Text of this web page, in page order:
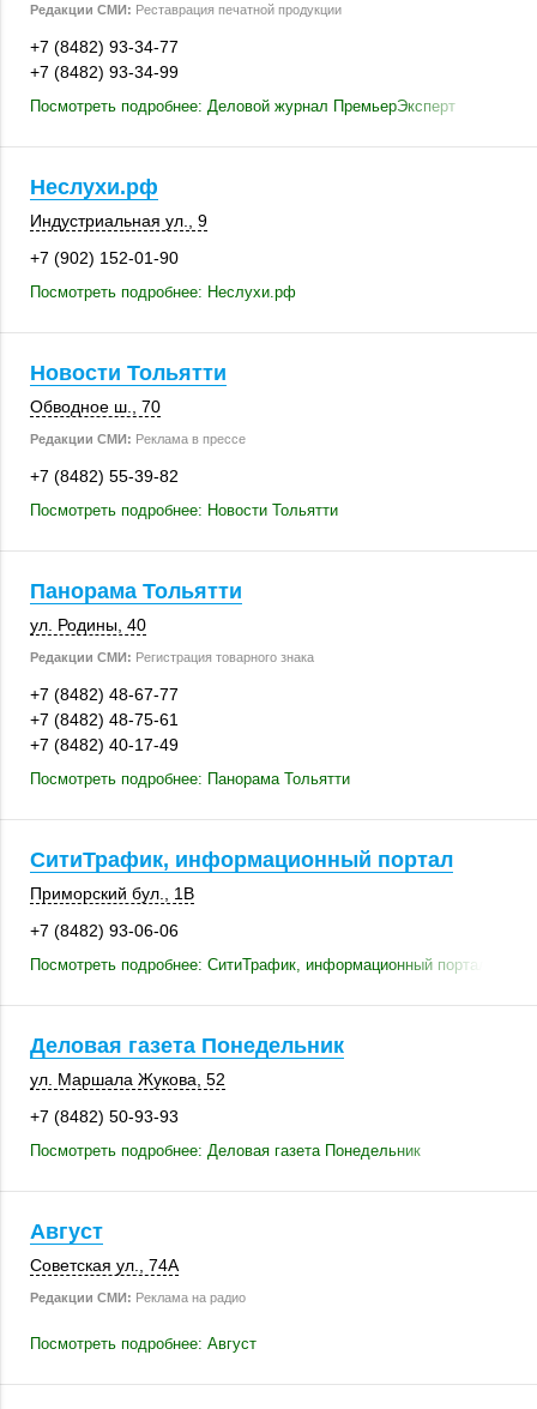
Редакции СМИ: Реставрация печатной продукции
+7 (8482) 93-34-77
+7 (8482) 93-34-99
Посмотреть подробнее: Деловой журнал ПремьерЭксперт
Неслухи.рф
Индустриальная ул., 9
+7 (902) 152-01-90
Посмотреть подробнее: Неслухи.рф
Новости Тольятти
Обводное ш., 70
Редакции СМИ: Реклама в прессе
+7 (8482) 55-39-82
Посмотреть подробнее: Новости Тольятти
Панорама Тольятти
ул. Родины, 40
Редакции СМИ: Регистрация товарного знака
+7 (8482) 48-67-77
+7 (8482) 48-75-61
+7 (8482) 40-17-49
Посмотреть подробнее: Панорама Тольятти
СитиТрафик, информационный портал
Приморский бул., 1В
+7 (8482) 93-06-06
Посмотреть подробнее: СитиТрафик, информационный портал
Деловая газета Понедельник
ул. Маршала Жукова, 52
+7 (8482) 50-93-93
Посмотреть подробнее: Деловая газета Понедельник
Август
Советская ул. 74А
Редакции СМИ: Реклама на радио
Посмотреть подробнее: Август